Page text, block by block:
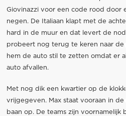
Giovinazzi voor een code rood door
negen. De Italiaan klapt met de
hard in de muur en dat levert de
probeert nog terug te keren naar de
hem de auto stil te zetten omdat er
auto afvallen.
Met nog dik een kwartier op de
vrijgegeven. Max staat vooraan in
baan op. De teams zijn voornamelijk